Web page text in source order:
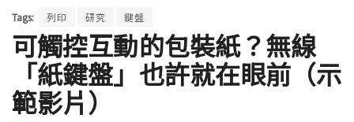
Tags: 列印 研究 鍵盤
可觸控互動的包裝紙？無線
「紙鍵盤」也許就在眼前（示
範影片）